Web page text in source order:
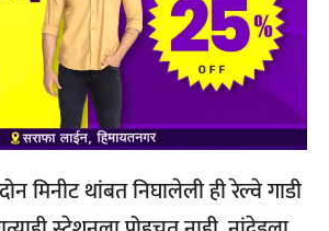
मिनीट थांबत निघालेली ही रेल्वे गाडी